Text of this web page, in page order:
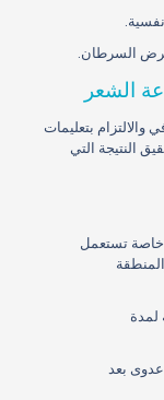
مرض السرطان.
الشعر
بتعليمات
النتيجة التي
خاصة تستعمل
لمدة
بعد